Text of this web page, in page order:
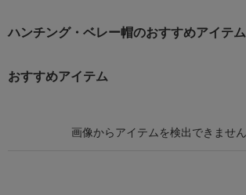
ハンチング・ベレー帽のおすすめアイテム
おすすめアイテム